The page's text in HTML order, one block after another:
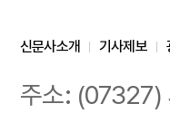
신문사소개 기사제보
주소: (07327)